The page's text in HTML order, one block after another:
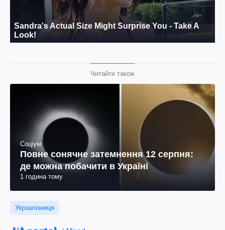
Читайте також
Соціум
Повне сонячне затемнення 12 серпня:
де можна побачити в Україні
1 година тому
Укрзалізниця